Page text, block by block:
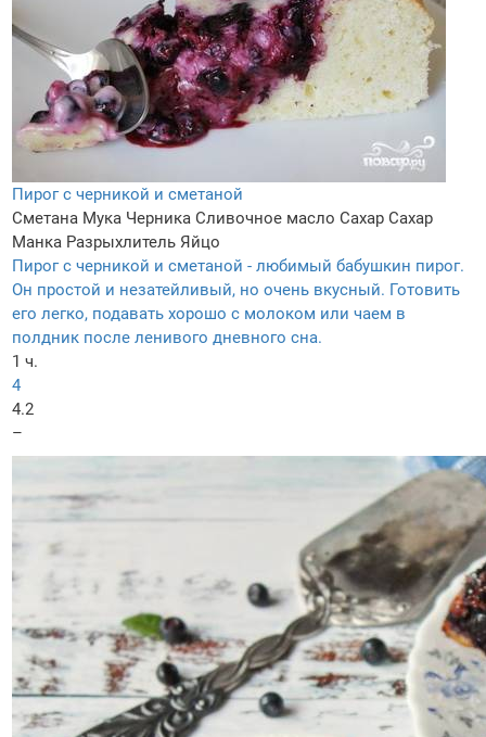
Пирог с черникой и сметаной
Сметана Мука Черника Сливочное масло Сахар Сахар
Манка Разрыхлитель Яйцо
Пирог с черникой и сметаной - любимый бабушкин пирог.
Он простой и незатейливый, но очень вкусный. Готовить
его легко, подавать хорошо с молоком или чаем в
полдник после ленивого дневного сна.
1 ч.
4
4.2
–